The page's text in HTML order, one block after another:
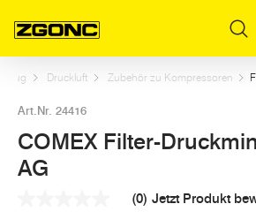
Druckluft Zubehör zu Kompressoren
Art.Nr. 24416
COMEX Filter-
AG
(0) Jetzt Produkt